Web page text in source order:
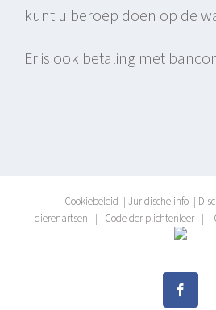
kunt u beroep doen op de
Er is ook betaling met
Cookiebeleid | Juridische info |
dierenartsen | Code der plichtenleer |